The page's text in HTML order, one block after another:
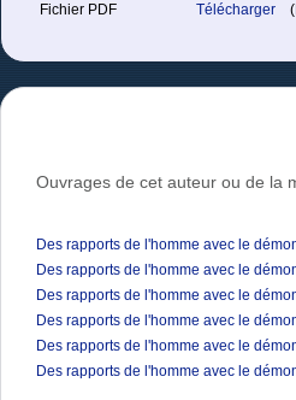
Fichier PDF
Télécharger
Ouvrages de cet auteur ou de la
Des rapports de l'homme avec le
Des rapports de l'homme avec le
Des rapports de l'homme avec le
Des rapports de l'homme avec le
Des rapports de l'homme avec le
Des rapports de l'homme avec le